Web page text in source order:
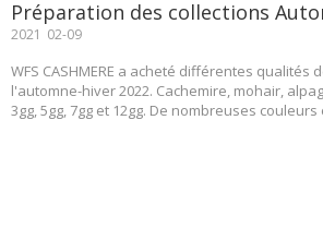
WFS CASHMERE a acheté différentes qualités
l'automne-hiver 2022. Cachemire, mohair,
3gg, 5gg, 7gg et 12gg. De nombreuses
2021 02-09